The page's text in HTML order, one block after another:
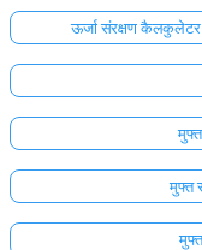
ऊर्जा संरक्षण
मुफ्त